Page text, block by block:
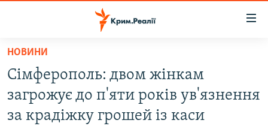
Перейти
основного
матеріалу
Перейти
до
НОВИНИ
ВОДА.КРИМ
ВІДЕО ТА ФОТО
НОВИНИ
Сімферополь: двом жінкам
загрожує до п'яти років ув'язнення
за крадіжку грошей із каси